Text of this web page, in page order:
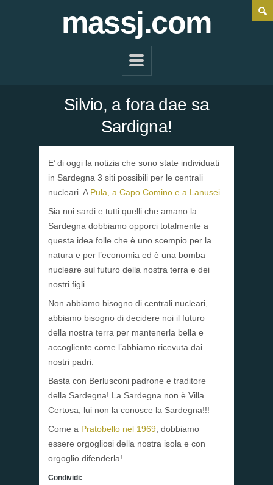
massj.com
Silvio, a fora dae sa
Sardigna!
E’ di oggi la notizia che sono state individuati
in Sardegna 3 siti possibili per le centrali
nucleari. A Pula, a Capo Comino e a Lanusei
Sia noi sardi e tutti quelli che amano la
Sardegna dobbiamo opporci totalmente a
questa idea folle che è uno scempio per la
natura e per l’economia ed è una bomba
nucleare sul futuro della nostra terra e dei
nostri figli.
Non abbiamo bisogno di centrali nucleari,
abbiamo bisogno di decidere noi il futuro
della nostra terra per mantenerla bella e
accogliente come l’abbiamo ricevuta dai
nostri padri.
Basta con Berlusconi padrone e traditore
della Sardegna! La Sardegna non è Villa
Certosa, lui non la conosce la Sardegna!!!
Come a Pratobello nel 1969 , dobbiamo
essere orgogliosi della nostra isola e con
orgoglio difenderla!
Condividi: